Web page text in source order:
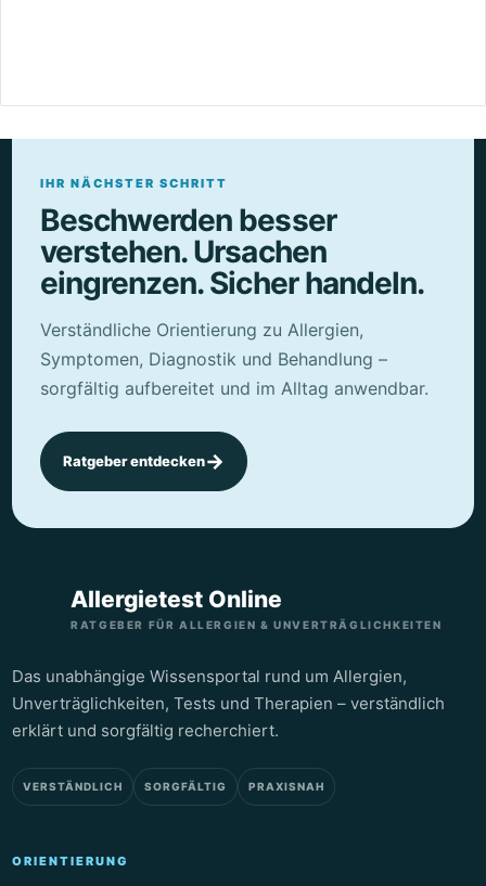
Wie einen Bienenstich behandeln? – Schnelle
Anleitung [Bildinhalt mit KI erstellt]
Wespenstiche außerdem kaum vergleichen. Während
der Mückenstich kaum spürbar ist und lediglich juckt,
birgt der Stich einer Biene ernsthafte Gefahren.
Durchaus muss hier sogar der Notarzt gerufen
werden, denn allergische Reaktionen sind hier gar
nicht so selten. Reagieren Sie nicht allergisch auf einen
Bienenstich, helfen Ihnen aber auch verschiedene
Inhaltsverzeichnis
Welche ersten Maßnahmen helfen nach einem
Bienenstich?
Bienenstich behandeln bei einer allergischen
Reaktionen
Insektenstichallergie – Welche Maßnahmen gilt
IHR NÄCHSTER SCHRITT
Beschwerden besser
verstehen. Ursachen
eingrenzen. Sicher handeln.
Verständliche Orientierung zu Allergien,
Symptomen, Diagnostik und Behandlung –
sorgfältig aufbereitet und im Alltag anwendbar.
Ratgeber entdecken→
Allergietest Online
RATGEBER FÜR ALLERGIEN & UNVERTRÄGLICHKEITEN
Das unabhängige Wissensportal rund um Allergien,
Unverträglichkeiten, Tests und Therapien – verständlich
erklärt und sorgfältig recherchiert.
VERSTÄNDLICH SORGFÄLTIG PRAXISNAH
ORIENTIERUNG